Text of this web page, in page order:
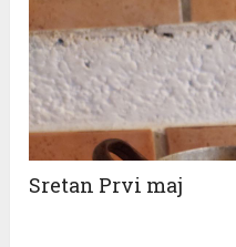
Sretan Prvi maj